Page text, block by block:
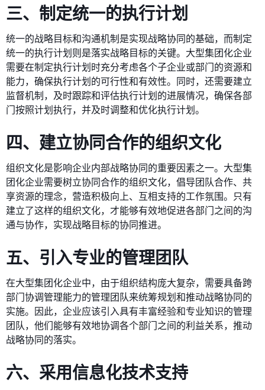
三、制定统一的执行计划
统一的战略目标和沟通机制是实现战略协同的基础，而制定
统一的执行计划则是落实战略目标的关键。大型集团化企业
需要在制定执行计划时充分考虑各个子企业或部门的资源和
能力，确保执行计划的可行性和有效性。同时，还需要建立
监督机制，及时跟踪和评估执行计划的进展情况，确保各部
门按照计划执行，并及时调整和优化执行计划。
四、建立协同合作的组织文化
组织文化是影响企业内部战略协同的重要因素之一。大型集
团化企业需要树立协同合作的组织文化，倡导团队合作、共
享资源的理念，营造积极向上、互相支持的工作氛围。只有
建立了这样的组织文化，才能够有效地促进各部门之间的沟
通与协作，实现战略目标的协同推进。
五、引入专业的管理团队
在大型集团化企业中，由于组织结构庞大复杂，需要具备跨
部门协调管理能力的管理团队来统筹规划和推动战略协同的
实施。因此，企业应该引入具有丰富经验和专业知识的管理
团队，他们能够有效地协调各个部门之间的利益关系，推动
战略协同的落实。
六、采用信息化技术支持